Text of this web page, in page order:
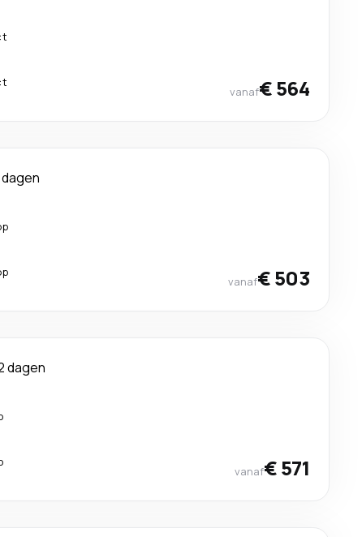
vanaf€ 564
dagen
vanaf€ 503
dagen
vanaf€ 571